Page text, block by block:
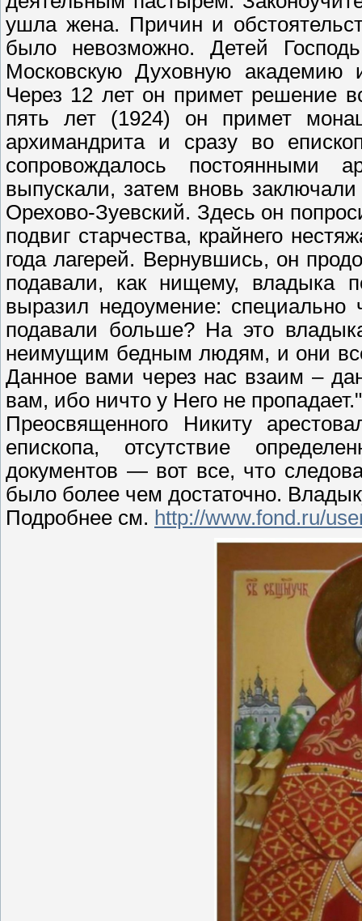
ушла жена. Причин и
было невозможно. Детей
Московскую Духовную академию
Через 12 лет он примет решение
пять лет (1924) он примет
архимандрита и сразу во
сопровождалось постоянными
выпускали, затем вновь
Орехово-Зуевский. Здесь он
подвиг старчества, крайнего
года лагерей. Вернувшись, он
подавали, как нищему, владыка
выразил недоумение:
подавали больше? На это
неимущим бедным людям, и они
Данное вами через нас взаим –
вам, ибо ничто у Него не пропадает."
Преосвященного Никиту
епископа, отсутствие
документов — вот все, что
было более чем достаточно.
Подробнее см. http://www.fond.ru/